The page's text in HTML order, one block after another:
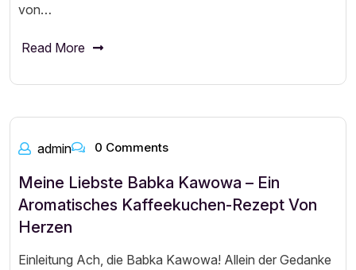
von…
Read More
admin 0 Comments
Meine Liebste Babka Kawowa – Ein
Aromatisches Kaffeekuchen-Rezept Von
Herzen
Einleitung Ach, die Babka Kawowa! Allein der Gedanke